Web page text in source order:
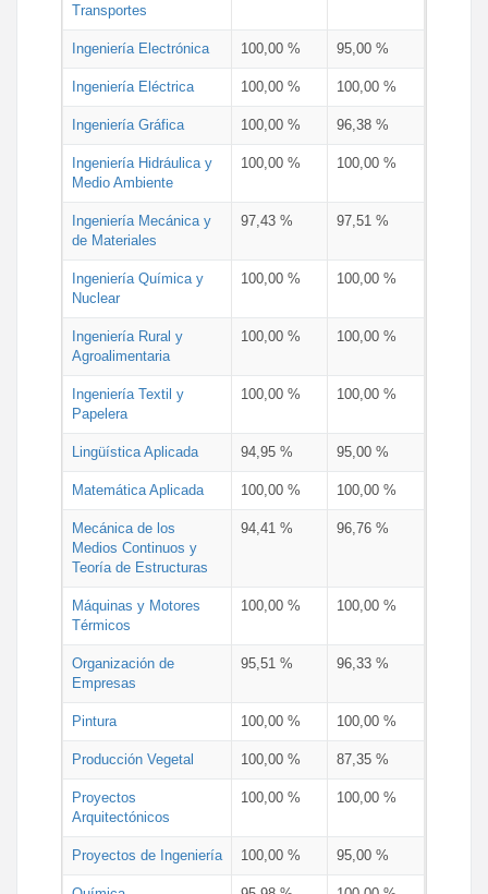
Transportes
Ingeniería Electrónica 100,00 % 95,00 %
Ingeniería Eléctrica 100,00 % 100,00 %
Ingeniería Gráfica 100,00 % 96,38 %
Ingeniería Hidráulica y
Medio Ambiente
100,00 % 100,00 %
Ingeniería Mecánica y
de Materiales
97,43 % 97,51 %
Ingeniería Química y
Nuclear
100,00 % 100,00 %
Ingeniería Rural y
Agroalimentaria
100,00 % 100,00 %
Ingeniería Textil y
Papelera
100,00 % 100,00 %
Lingüística Aplicada 94,95 % 95,00 %
Matemática Aplicada 100,00 % 100,00 %
Mecánica de los
Medios Continuos y
Teoría de Estructuras
94,41 % 96,76 %
Máquinas y Motores
Térmicos
100,00 % 100,00 %
Organización de
Empresas
95,51 % 96,33 %
Pintura 100,00 % 100,00 %
Producción Vegetal 100,00 % 87,35 %
Proyectos
Arquitectónicos
100,00 % 100,00 %
Proyectos de Ingeniería 100,00 % 95,00 %